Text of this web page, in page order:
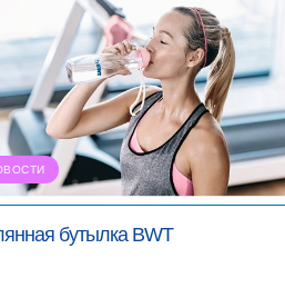
бутылка BWT